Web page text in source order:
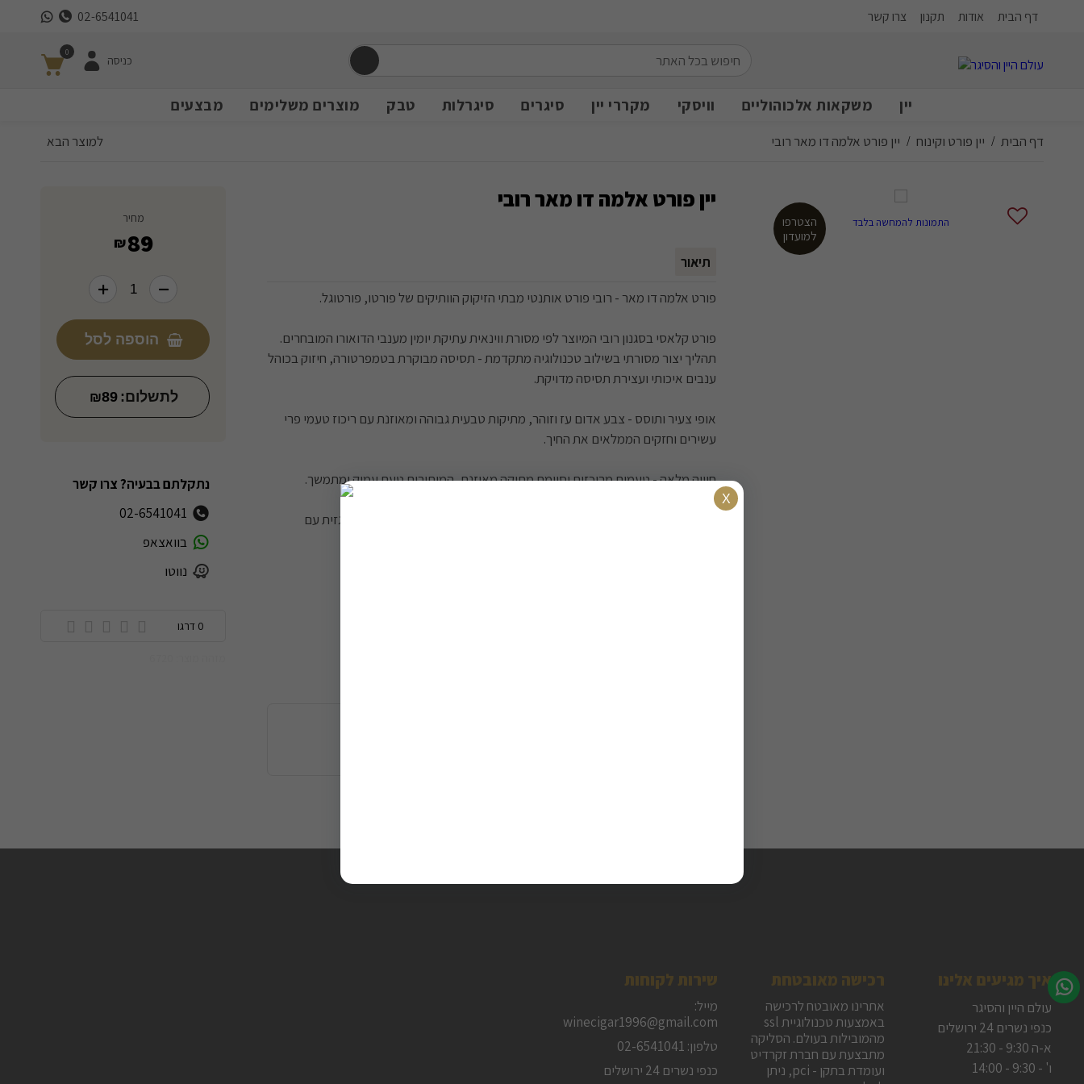
דף הבית אודות תקנון צרו קשר 02-6541041
0
כניסה
יין משקאות אלכוהוליים וויסקי מקררי יין סיגרים סיגרלות טבק מוצרים משלימים מבצעים
דף הבית / יין פורט וקינוח / יין פורט אלמה דו מאר רובי למוצר הבא
הצטרפו
למועדון
התמונות להמחשה בלבד
יין פורט אלמה דו מאר רובי
תיאור
פורט אלמה דו מאר - רובי פורט אותנטי מבתי הזיקוק הוותיקים של פורטו, פורטוגל.
פורט קלאסי בסגנון רובי המיוצר לפי מסורת ווינאית עתיקת יומין מענבי הדואורו המובחרים.
תהליך יצור מסורתי בשילוב טכנולוגיה מתקדמת - תסיסה מבוקרת בטמפרטורה, חיזוק בכוהל
ענבים איכותי ועצירת תסיסה מדויקת.
אופי צעיר ותוסס - צבע אדום עז וזוהר, מתיקות טבעית גבוהה ומאוזנת עם ריכוז טעמי פרי
עשירים וחזקים הממלאים את החיך.
חוויה מלאה - טעמים מרוכזים וסיומת מתוקה מאוזנת, המותירים טעם עמוק ומתמשך.
כשרות וטיב - פורט אמיתי ואיכותי הכשר לכל הצרכנים, המשלב מסורת פורטוגזית עם
מחיר
89
₪
הוספה לסל
לתשלום: 89
₪
נתקלתם בבעיה? צרו קשר
02-6541041
בוואצאפ
נווטו
0 דרגו
איך מגיעים אלינו
עולם היין והסיגר
כנפי נשרים 24 ירושלים
א-ה 9:30 - 21:30
ו' - 9:30 - 14:00
רכישה מאובטחת
אתרינו מאובטח לרכישה
באמצעות טכנולוגיית ssl
מהמובילות בעולם. הסליקה
מתבצעת עם חברת זקרדיט
ועומדת בתקן - pci, ניתן
שירות לקוחות
מייל:
winecigar1996@gmail.com
טלפון: 02-6541041
כנפי נשרים 24 ירושלים